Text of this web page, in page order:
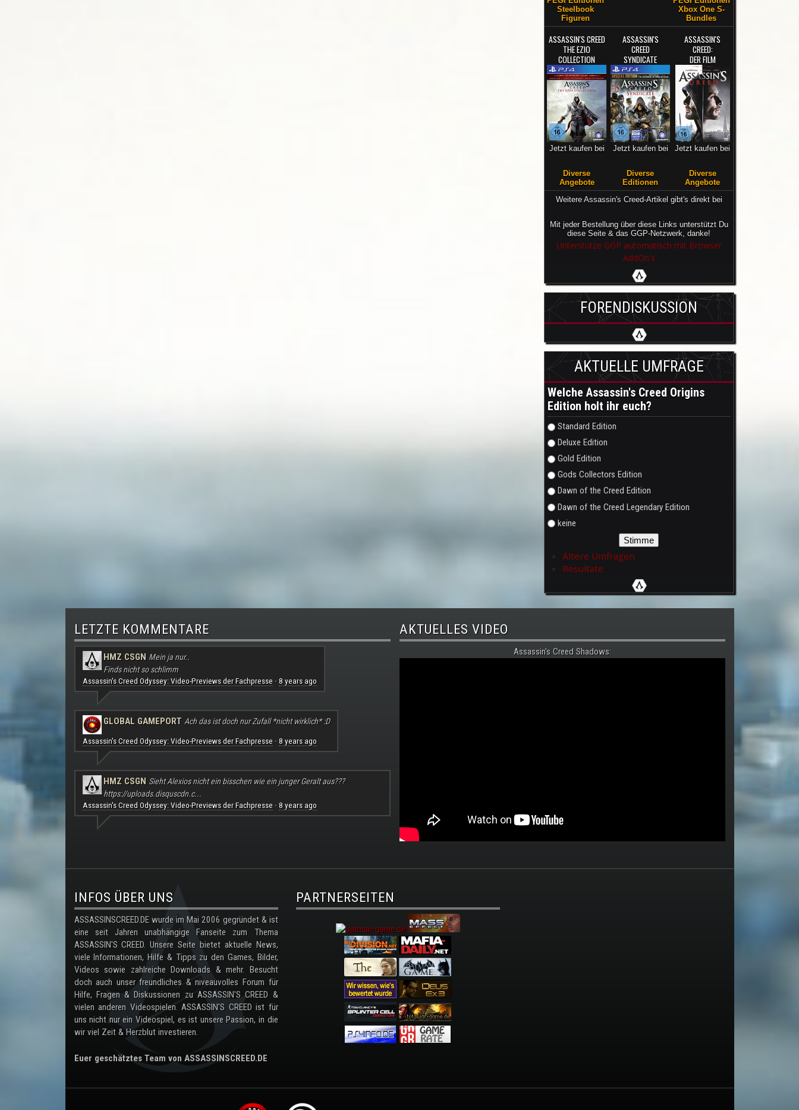
Steelbook
Figuren
Xbox One S-
Bundles
ASSASSIN'S CREED
THE EZIO
COLLECTION
Jetzt kaufen bei
Diverse
Angebote
ASSASSIN'S
CREED
SYNDICATE
Jetzt kaufen bei
Diverse
Editionen
ASSASSIN'S
CREED:
DER FILM
Jetzt kaufen bei
Diverse
Angebote
Weitere Assassin's Creed-Artikel gibt's direkt bei
Mit jeder Bestellung über diese Links unterstützt Du
diese Seite & das GGP-Netzwerk, danke!
Unterstütze GGP automatisch mit Browser
AddOn's
FORENDISKUSSION
AKTUELLE UMFRAGE
Welche Assassin's Creed Origins
Edition holt ihr euch?
Auswahlmöglichkeiten
Standard Edition
Deluxe Edition
Gold Edition
Gods Collectors Edition
Dawn of the Creed Edition
Dawn of the Creed Legendary Edition
keine
Ältere Umfragen
Resultate
LETZTE KOMMENTARE
HMZ CSGN Mein ja nur..
Finds nicht so schlimm
Assassin's Creed Odyssey: Video-Previews der Fachpresse· 8 years ago
GLOBAL GAMEPORT Ach das ist doch nur Zufall *nicht wirklich* :D
Assassin's Creed Odyssey: Video-Previews der Fachpresse· 8 years ago
HMZ CSGN Sieht Alexios nicht ein bisschen wie ein junger Geralt aus???
https://uploads.disquscdn.c...
Assassin's Creed Odyssey: Video-Previews der Fachpresse· 8 years ago
AKTUELLES VIDEO
Assassin's Creed Shadows:
.
INFOS ÜBER UNS
ASSASSINSCREED.DE wurde im Mai 2006 gegründet & ist
eine seit Jahren unabhängige Fanseite zum Thema
ASSASSIN'S CREED. Unsere Seite bietet aktuelle News,
viele Informationen, Hilfe & Tipps zu den Games, Bilder,
Videos sowie zahlreiche Downloads & mehr. Besucht
doch auch unser freundliches & niveauvolles Forum für
Hilfe, Fragen & Diskussionen zu ASSASSIN'S CREED &
vielen anderen Videospielen. ASSASSIN'S CREED ist für
uns nicht nur ein Videospiel, es ist unsere Passion, in die
wir viel Zeit & Herzblut investieren.
Euer geschätztes Team von ASSASSINSCREED.DE
PARTNERSEITEN